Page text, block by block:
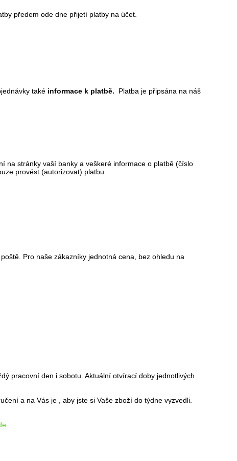
předem ode dne přijetí platby na účet.
také informace k platbě.
Platba je připsána na náš
na stránky vaší banky a veškeré informace o platbě (číslo
provést (autorizovat) platbu.
Pro naše zákazníky jednotná cena, bez ohledu na
pracovní den i sobotu. Aktuální otvírací doby jednotlivých
a na Vás je , aby jste si Vaše zboží do týdne vyzvedli.